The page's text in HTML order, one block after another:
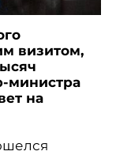
визитом,
министра
на